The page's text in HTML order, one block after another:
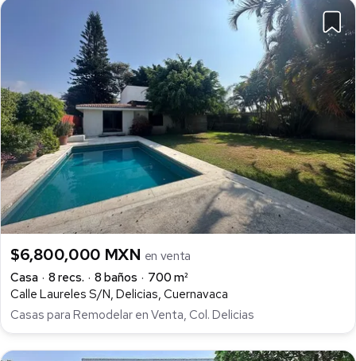
$6,800,000 MXN en venta
Casa
8 recs. 8 baños
700 m²
Calle Laureles S/N, Delicias, Cuernavaca
Casas para Remodelar en Venta, Col. Delicias